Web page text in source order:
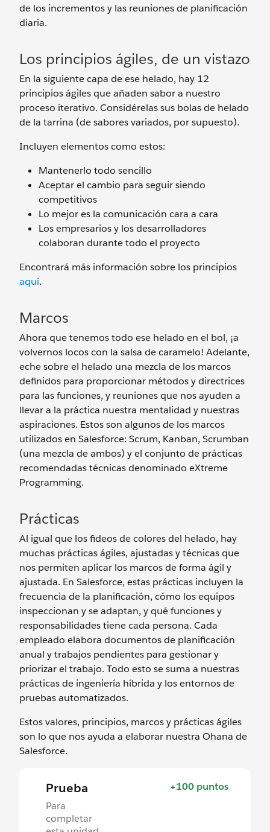
de los incrementos y las reuniones de planificación
diaria.
Los principios ágiles, de un vistazo
En la siguiente capa de ese helado, hay 12
principios ágiles que añaden sabor a nuestro
proceso iterativo. Considérelas sus bolas de helado
de la tarrina (de sabores variados, por supuesto).
Incluyen elementos como estos:
Mantenerlo todo sencillo
Aceptar el cambio para seguir siendo
competitivos
Lo mejor es la comunicación cara a cara
Los empresarios y los desarrolladores
colaboran durante todo el proyecto
Encontrará más información sobre los principios
aquí.
Marcos
Ahora que tenemos todo ese helado en el bol, ¡a
volvernos locos con la salsa de caramelo! Adelante,
eche sobre el helado una mezcla de los marcos
definidos para proporcionar métodos y directrices
para las funciones, y reuniones que nos ayuden a
llevar a la práctica nuestra mentalidad y nuestras
aspiraciones. Estos son algunos de los marcos
utilizados en Salesforce: Scrum, Kanban, Scrumban
(una mezcla de ambos) y el conjunto de prácticas
recomendadas técnicas denominado eXtreme
Programming.
Prácticas
Al igual que los fideos de colores del helado, hay
muchas prácticas ágiles, ajustadas y técnicas que
nos permiten aplicar los marcos de forma ágil y
ajustada. En Salesforce, estas prácticas incluyen la
frecuencia de la planificación, cómo los equipos
inspeccionan y se adaptan, y qué funciones y
responsabilidades tiene cada persona. Cada
empleado elabora documentos de planificación
anual y trabajos pendientes para gestionar y
priorizar el trabajo. Todo esto se suma a nuestras
prácticas de ingeniería híbrida y los entornos de
pruebas automatizados.
Estos valores, principios, marcos y prácticas ágiles
son lo que nos ayuda a elaborar nuestra Ohana de
Salesforce.